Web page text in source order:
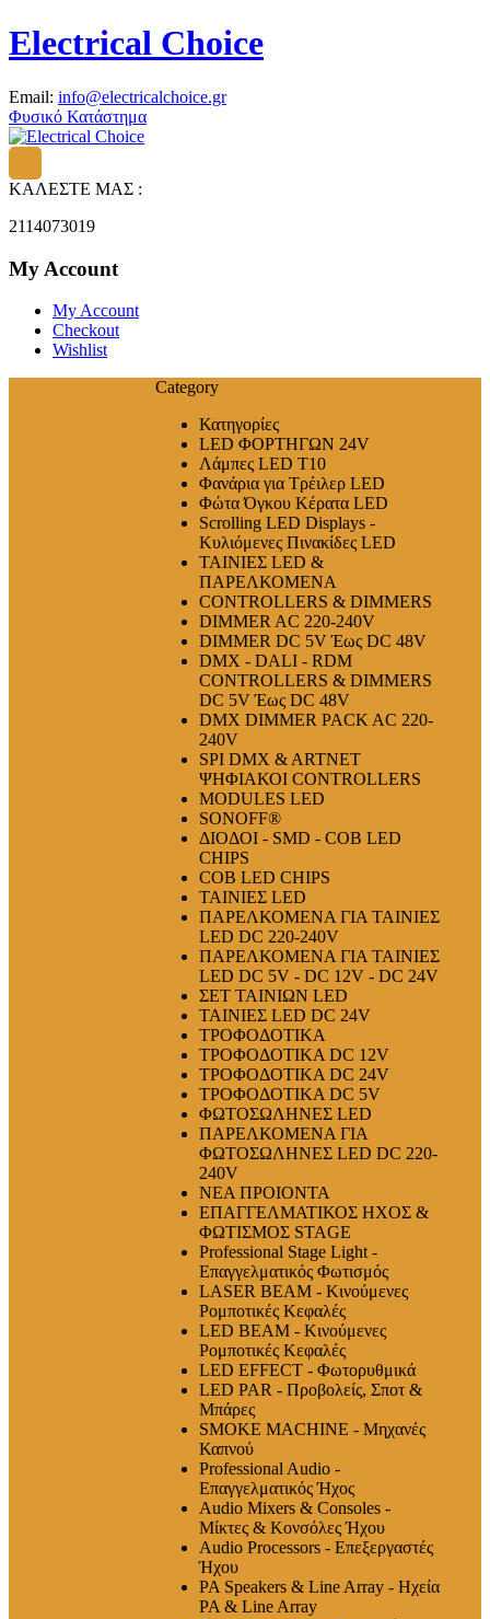
Electrical Choice
Email: info@electricalchoice.gr
Φυσικό Κατάστημα
ΚΑΛΕΣΤΕ ΜΑΣ :
2114073019
My Account
My Account
Checkout
Wishlist
Category
Κατηγορίες
LED ΦΟΡΤΗΓΩΝ 24V
Λάμπες LED T10
Φανάρια για Τρέιλερ LED
Φώτα Όγκου Κέρατα LED
Scrolling LED Displays -
Κυλιόμενες Πινακίδες LED
ΤΑΙΝΙΕΣ LED &
ΠΑΡΕΛΚΟΜΕΝΑ
CONTROLLERS & DIMMERS
DIMMER AC 220-240V
DIMMER DC 5V Έως DC 48V
DMX - DALI - RDM
CONTROLLERS & DIMMERS
DC 5V Έως DC 48V
DMX DIMMER PACK AC 220-
240V
SPI DMX & ARTNET
ΨΗΦΙΑΚΟΙ CONTROLLERS
MODULES LED
SONOFF®
ΔΙΟΔΟΙ - SMD - COB LED
CHIPS
COB LED CHIPS
ΤΑΙΝΙΕΣ LED
ΠΑΡΕΛΚΟΜΕΝΑ ΓΙΑ ΤΑΙΝΙΕΣ
LED DC 220-240V
ΠΑΡΕΛΚΟΜΕΝΑ ΓΙΑ ΤΑΙΝΙΕΣ
LED DC 5V - DC 12V - DC 24V
ΣΕΤ ΤΑΙΝΙΩΝ LED
ΤΑΙΝΙΕΣ LED DC 24V
ΤΡΟΦΟΔΟΤΙΚΑ
ΤΡΟΦΟΔΟΤΙΚΑ DC 12V
ΤΡΟΦΟΔΟΤΙΚΑ DC 24V
ΤΡΟΦΟΔΟΤΙΚΑ DC 5V
ΦΩΤΟΣΩΛΗΝΕΣ LED
ΠΑΡΕΛΚΟΜΕΝΑ ΓΙΑ
ΦΩΤΟΣΩΛΗΝΕΣ LED DC 220-
240V
ΝΕΑ ΠΡΟΙΟΝΤΑ
ΕΠΑΓΓΕΛΜΑΤΙΚΟΣ ΗΧΟΣ &
ΦΩΤΙΣΜΟΣ STAGE
Professional Stage Light -
Επαγγελματικός Φωτισμός
LASER BEAM - Κινούμενες
Ρομποτικές Κεφαλές
LED BEAM - Κινούμενες
Ρομποτικές Κεφαλές
LED EFFECT - Φωτορυθμικά
LED PAR - Προβολείς, Σποτ &
Μπάρες
SMOKE MACHINE - Μηχανές
Καπνού
Professional Audio -
Επαγγελματικός Ήχος
Audio Mixers & Consoles -
Μίκτες & Κονσόλες Ήχου
Audio Processors - Επεξεργαστές
Ήχου
PA Speakers & Line Array - Ηχεία
PA & Line Array